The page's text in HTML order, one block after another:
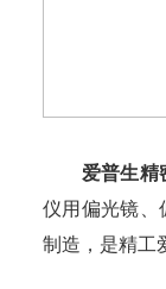
爱普生精
仪用偏光镜、
制造，是精工